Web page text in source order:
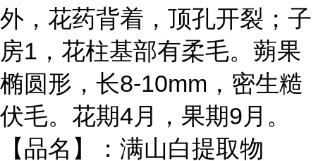
外，花药背着，顶孔开裂；子
房1，花柱基部有柔毛。蒴果
椭圆形，长8-10mm，密生糙
伏毛。花期4月，果期9月。
【品名】：满山白提取物